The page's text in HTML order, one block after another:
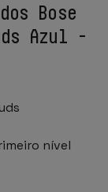
Bose
Azul -
nível